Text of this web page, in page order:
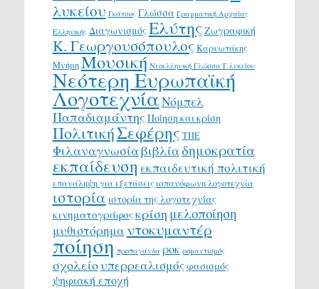
λυκείου Γκάτσος Γλώσσα Γραμματική Αρχαίας
Ελληνικής ΔιαγωνισμόςΕλύτης Ζωγραφική
Κ. Γεωργουσόπουλος Καρυωτάκης
ΜνήμηΜουσική Νεοελληνική Γλώσσα Γ λυκείου
Νεότερη Ευρωπαϊκή
ΛογοτεχνίαΝόμπελ
Παπαδιαμάντης Ποίηση και κρίση
ΠολιτικήΣεφέρης ΤΠΕ
Φιλαναγνωσίαβιβλίαδημοκρατία
εκπαίδευση εκπαιδευτική πολιτική
επανάληψη για εξετάσεις ισπανόφωνη λογοτεχνία
ιστορία ιστορία της λογοτεχνίας
κινηματογράφοςκρίση μελοποίηση
μυθιστόρημα ντοκυμαντέρ
ποίηση προπαγάνδα ροκ ρομαντισμός
σχολείουπερρεαλισμόςφασισμός
ψηφιακή εποχή